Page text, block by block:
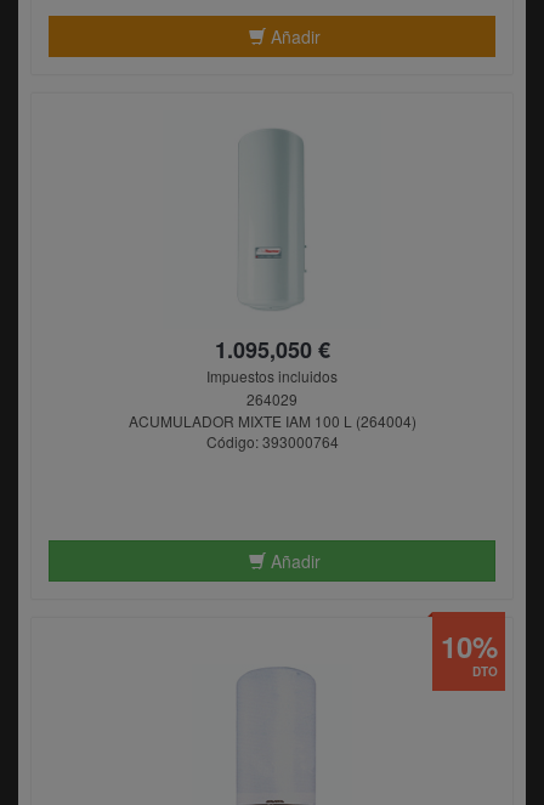
Añadir
1.095,050 €
Impuestos incluidos
264029
ACUMULADOR MIXTE IAM 100 L (264004)
Código: 393000764
Añadir
DTO
10%